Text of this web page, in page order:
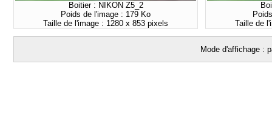
Boitier : NIKON Z5_2
Poids de l'image : 179 Ko
Taille de l'image : 1280 x 853 pixels
Taille de
Mode d'affichage :